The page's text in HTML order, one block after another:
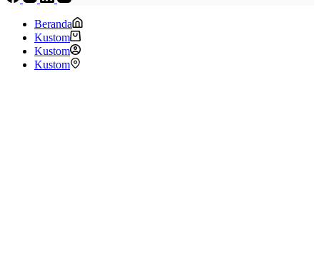
Beranda
Kustom
Kustom
Kustom